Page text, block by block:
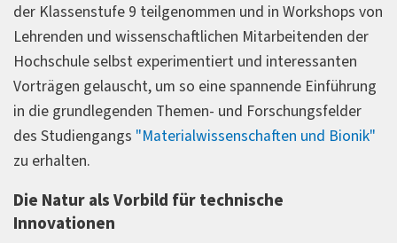
der Klassenstufe 9 teilgenommen und in Workshops von
Lehrenden und wissenschaftlichen Mitarbeitenden der
Hochschule selbst experimentiert und interessanten
Vorträgen gelauscht, um so eine spannende Einführung
in die grundlegenden Themen- und Forschungsfelder
des Studiengangs "Materialwissenschaften und Bionik"
zu erhalten.
Die Natur als Vorbild für technische
Innovationen